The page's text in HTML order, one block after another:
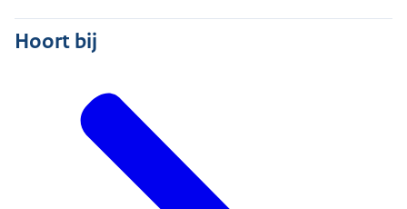
Hoort bij